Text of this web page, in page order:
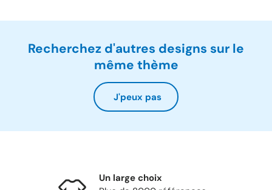
Recherchez d'autres designs sur le
même thème
J'peux pas
Un large choix